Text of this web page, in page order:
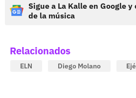
Sigue a La Kalle en Google
de la música
Relacionados
ELN Diego Molano